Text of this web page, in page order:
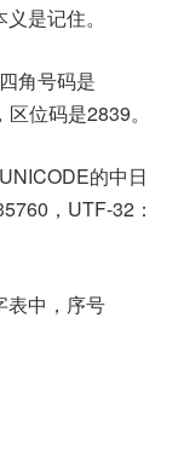
是记住。
角号码是
位码是2839。
的中日
，UTF-32：
表中，序号